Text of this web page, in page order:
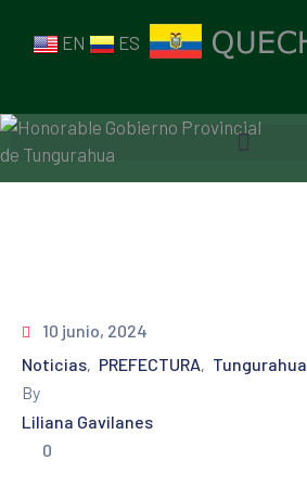
EN ES
10 junio, 2024
Noticias‚ PREFECTURA‚ Tungurahua
By
Liliana Gavilanes
0